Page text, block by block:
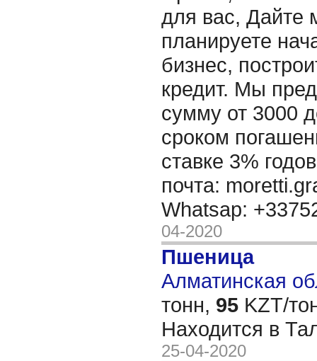
для вас, Дайте
планируете
бизнес,
кредит. Мы
сумму от 3000
сроком
ставке 3%
почта:
Whatsap:
04-2020
Пшеница
Алматинская
тонн, 95 KZT/
Находится в
25-04-2020